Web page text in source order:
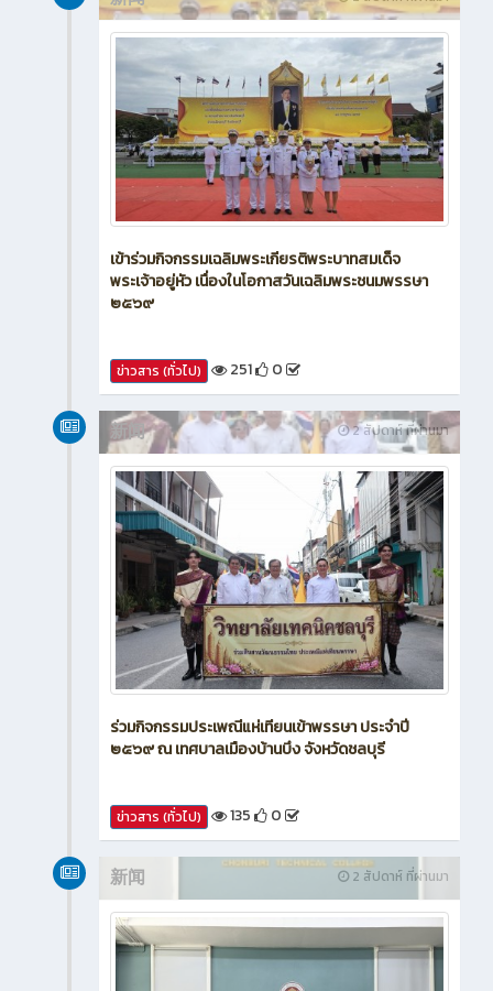
เข้าร่วมกิจกรรมเฉลิมพระเกียรติพระบาทสมเด็จ
พระเจ้าอยู่หัว เนื่องในโอกาสวันเฉลิมพระชนมพรรษา
๒๕๖๙
ข่าวสาร (ทั่วไป) 251 0
2 สัปดาห์ ที่ผ่านมา
新闻
ร่วมกิจกรรมประเพณีแห่เทียนเข้าพรรษา ประจำปี
๒๕๖๙ ณ เทศบาลเมืองบ้านบึง จังหวัดชลบุรี
ข่าวสาร (ทั่วไป) 135 0
2 สัปดาห์ ที่ผ่านมา
新闻